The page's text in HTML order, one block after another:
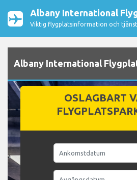
Albany International
Viktig flygplatsinformation och
Albany International
OSLAGBART